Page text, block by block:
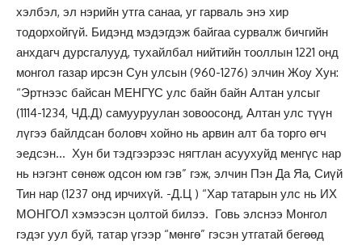
хэлбэл, эл нэрийн утга санаа, уг гарваль энэ хир
тодорхойгүй. Бидэнд мэдэгдэж байгаа сурвалж бичгийн
анхдагч дурсгалууд, тухайлбал нийтийн тооллын 1221 онд
монгол газар ирсэн Сун улсын (960-1276) элчин Жоу Хун:
“Эртнээс байсан МЕНГҮС улс байн байн Алтан улсыг
(1114-1234, ЧД.Д) самууруулан зовоосонд, Алтан улс түүн
лүгээ байлдсан боловч хойно нь арвин алт ба торго өгч
эедсэн… Хун би тэдгээрээс нягтлан асуухуйд менгүс нар
нь нэгэнт сөнөж одсон юм гэв” гэж, элчин Пэн Да Яа, Сиүй
Тин нар (1237 онд ирчихүй. -Д.Ц ) “Хар татарын улс нь ИХ
МОНГОЛ хэмээсэн цолтой билээ. Говь элснээ Монгол
гэдэг уул буй, татар үгээр “мөнгө” гэсэн утгатай бегөөд